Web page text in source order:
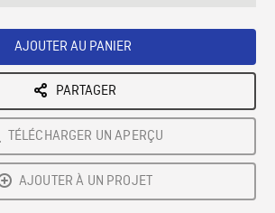
AJOUTER AU PANIER
PARTAGER
TÉLÉCHARGER UN APERÇU
AJOUTER À UN PROJET